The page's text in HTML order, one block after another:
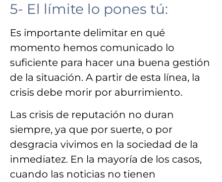
5- El límite lo pones tú:
Es importante delimitar en qué
momento hemos comunicado lo
suficiente para hacer una buena gestión
de la situación. A partir de esta línea, la
crisis debe morir por aburrimiento.
Las crisis de reputación no duran
siempre, ya que por suerte, o por
desgracia vivimos en la sociedad de la
inmediatez. En la mayoría de los casos,
cuando las noticias no tienen